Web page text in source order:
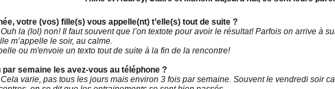
votre (vos) fille(s) vous appelle(nt) t’elle(s) tout de suite ?
Ouh la (lol) non! Il faut souvent que l’on textote pour avoir le résultat! Parfois on arrive à
m’appelle le soir, au calme.
ou m'envoie un texto tout de suite à la fin de la rencontre!
semaine les avez-vous au téléphone ?
Cela varie, pas tous les jours mais environ 3 fois par semaine. Souvent le vendredi soir